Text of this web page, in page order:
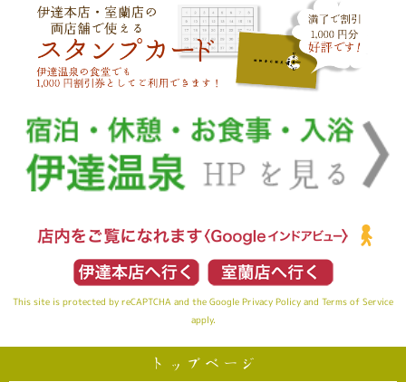
This site is protected by reCAPTCHA and the Google Privacy Policy and Terms of Service
apply.
トップページ